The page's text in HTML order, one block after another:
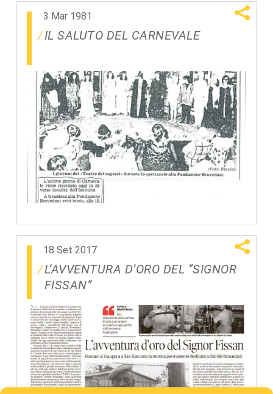
3 Mar 1981
IL SALUTO DEL CARNEVALE
18 Set 2017
L’AVVENTURA D’ORO DEL “SIGNOR
FISSAN”